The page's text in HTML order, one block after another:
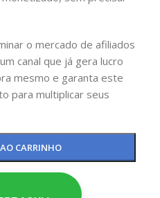
o mercado de afiliados
canal que já gera lucro
mesmo e garanta este
para multiplicar seus
CARRINHO